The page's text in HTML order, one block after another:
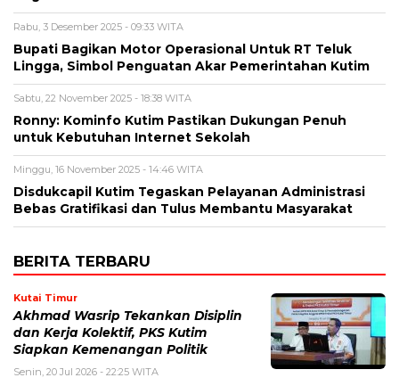
Rabu, 3 Desember 2025 - 09:33 WITA
Bupati Bagikan Motor Operasional Untuk RT Teluk
Lingga, Simbol Penguatan Akar Pemerintahan Kutim
Sabtu, 22 November 2025 - 18:38 WITA
Ronny: Kominfo Kutim Pastikan Dukungan Penuh
untuk Kebutuhan Internet Sekolah
Minggu, 16 November 2025 - 14:46 WITA
Disdukcapil Kutim Tegaskan Pelayanan Administrasi
Bebas Gratifikasi dan Tulus Membantu Masyarakat
BERITA TERBARU
Kutai Timur
Akhmad Wasrip Tekankan Disiplin
dan Kerja Kolektif, PKS Kutim
Siapkan Kemenangan Politik
Senin, 20 Jul 2026 - 22:25 WITA